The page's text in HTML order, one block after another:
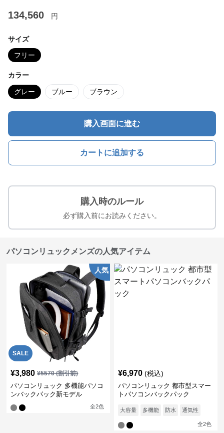
134,560 円
サイズ
フリー
カラー
グレー ブルー ブラウン
購入画面に進む
カートに追加する
購入時のルール
必ず購入前にお読みください。
パソコンリュックメンズの人気アイテム
SALE
人気
¥3,980 ¥5570(割引前)
パソコンリュック 多機能パソコ
ンバックパック新モデル
全2色
¥6,970 (税込)
パソコンリュック 都市型スマー
トパソコンバックパック
大容量 多機能 防水 通気性
全2色